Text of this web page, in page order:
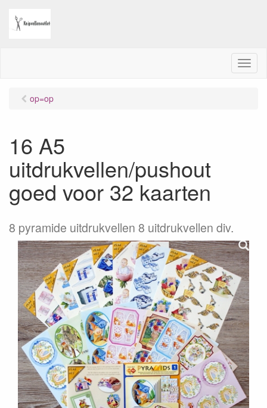
M
e
op=op
16 A5
uitdrukvellen/pushout
goed voor 32 kaarten
8 pyramide uitdrukvellen 8 uitdrukvellen div.